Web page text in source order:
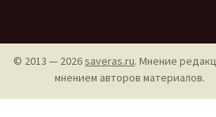
© 2013 — 2026saveras.ru. Мнение
мнением авторов материалов.